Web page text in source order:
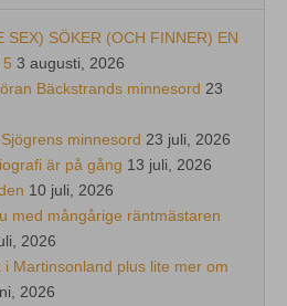
SEX) SÖKER (OCH FINNER) EN
5 3 augusti, 2026
Bäckstrands minnesord 23
minnesord 23 juli, 2026
är på gång 13 juli, 2026
10 juli, 2026
med mångårige räntmästaren
2026
Martinsonland plus lite mer om
2026